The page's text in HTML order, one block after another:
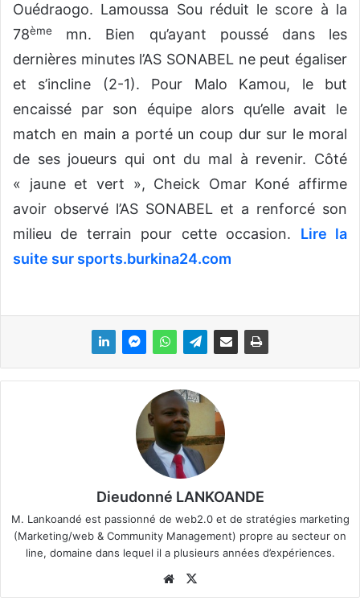
Ouédraogo. Lamoussa Sou réduit le score à la
78ème
mn. Bien qu’ayant poussé dans les
dernières minutes l’AS SONABEL ne peut égaliser
et s’incline (2-1). Pour Malo Kamou, le but
encaissé par son équipe alors qu’elle avait le
match en main a porté un coup dur sur le moral
de ses joueurs qui ont du mal à revenir. Côté
« jaune et vert », Cheick Omar Koné affirme
avoir observé l’AS SONABEL et a renforcé son
milieu de terrain pour cette occasion. Lire la
suite sur sports.burkina24.com
Dieudonné LANKOANDE
M. Lankoandé est passionné de web2.0 et de stratégies marketing
(Marketing/web & Community Management) propre au secteur on
line, domaine dans lequel il a plusieurs années d’expériences.
We
bsi